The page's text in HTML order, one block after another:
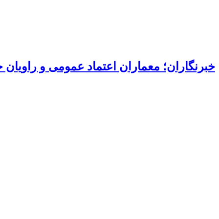
خبرنگاران؛ معماران اعتماد عمومی و